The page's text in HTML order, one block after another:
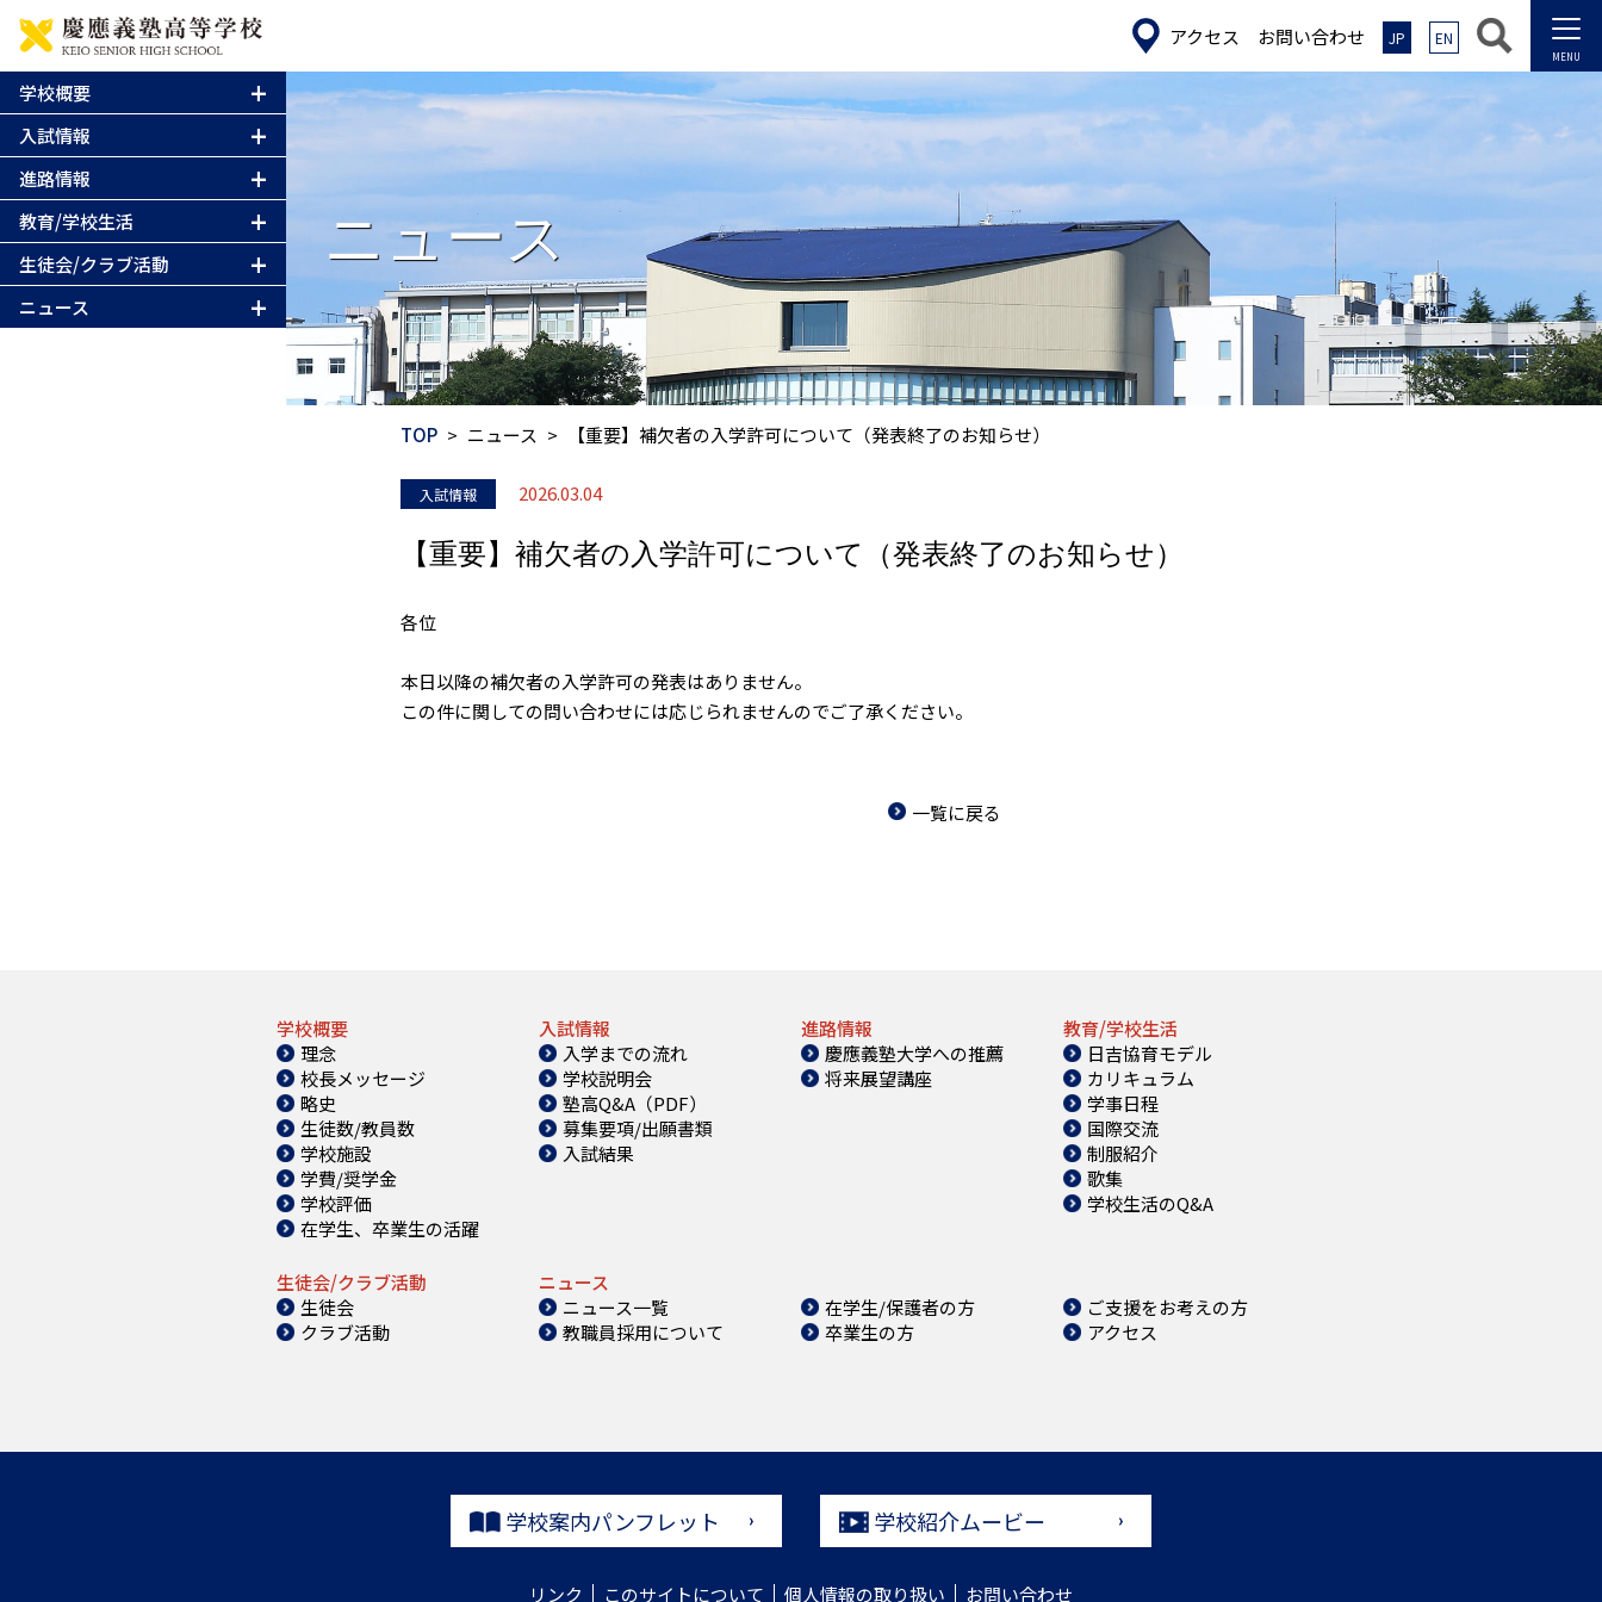
アクセス お問い合わせ JP EN
学校概要
入試情報
進路情報
教育/学校生活
生徒会/クラブ活動
ニュース
ニュース
TOP ニュース 【重要】補欠者の入学許可について（発表終了のお知らせ）
入試情報 2026.03.04
【重要】補欠者の入学許可について（発表終了のお知らせ）
各位
本日以降の補欠者の入学許可の発表はありません。
この件に関しての問い合わせには応じられませんのでご了承ください。
一覧に戻る
学校概要
理念
校長メッセージ
略史
生徒数/教員数
学校施設
学費/奨学金
学校評価
在学生、卒業生の活躍
入試情報
入学までの流れ
学校説明会
塾高Q&A（PDF）
募集要項/出願書類
入試結果
進路情報
慶應義塾大学への推薦
将来展望講座
教育/学校生活
日吉協育モデル
カリキュラム
学事日程
国際交流
制服紹介
歌集
学校生活のQ&A
生徒会/クラブ活動
生徒会
クラブ活動
ニュース
ニュース一覧
教職員採用について
在学生/保護者の方
卒業生の方
ご支援をお考えの方
アクセス
学校案内パンフレット 学校紹介ムービー
リンク このサイトについて 個人情報の取り扱い お問い合わせ